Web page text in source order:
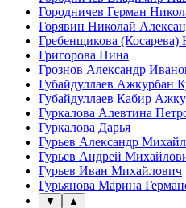
Городничев Герман
Горявин Николай
Гребенщикова
Григорова Нина
Грознов Александр
Губайдуллаев Ажкурбан
Губайдуллаев Кабир
Гуркалова Алевтина
Гуркалова Дарья
Гурьев Александр
Гурьев Андрей
Гурьев Иван Михайлович
Гурьянова Марина
▼ ▲